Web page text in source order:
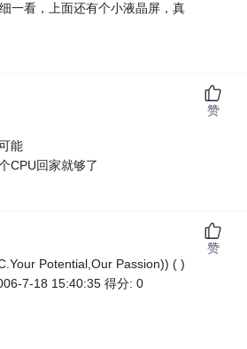
一看，上面还有个小液晶屏，真
能
CPU回家就够了
赞
Potential,Our Passion)) ( )
7-18 15:40:35 得分: 0
赞